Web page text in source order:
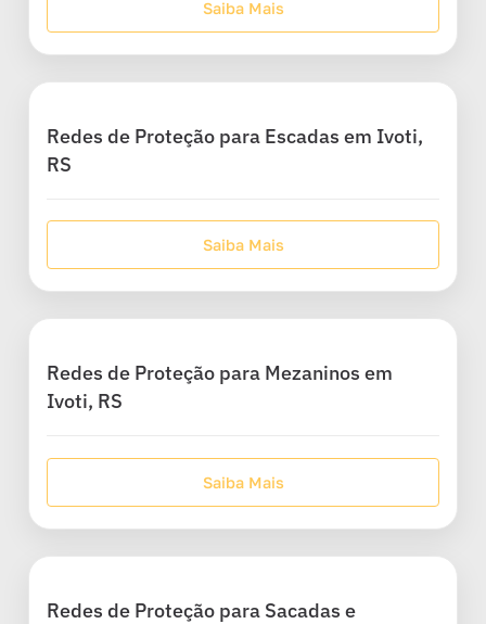
Saiba Mais
Redes de Proteção para Escadas em Ivoti,
RS
Saiba Mais
Redes de Proteção para Mezaninos em
Ivoti, RS
Saiba Mais
Redes de Proteção para Sacadas e